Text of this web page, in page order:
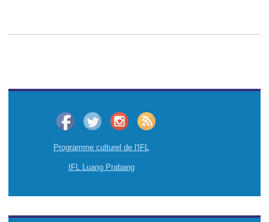
Programme culturel de l'IFL
IFL Luang Prabang